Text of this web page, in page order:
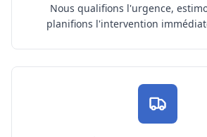
Nous qualifions l'urgence,
planifions l'intervention